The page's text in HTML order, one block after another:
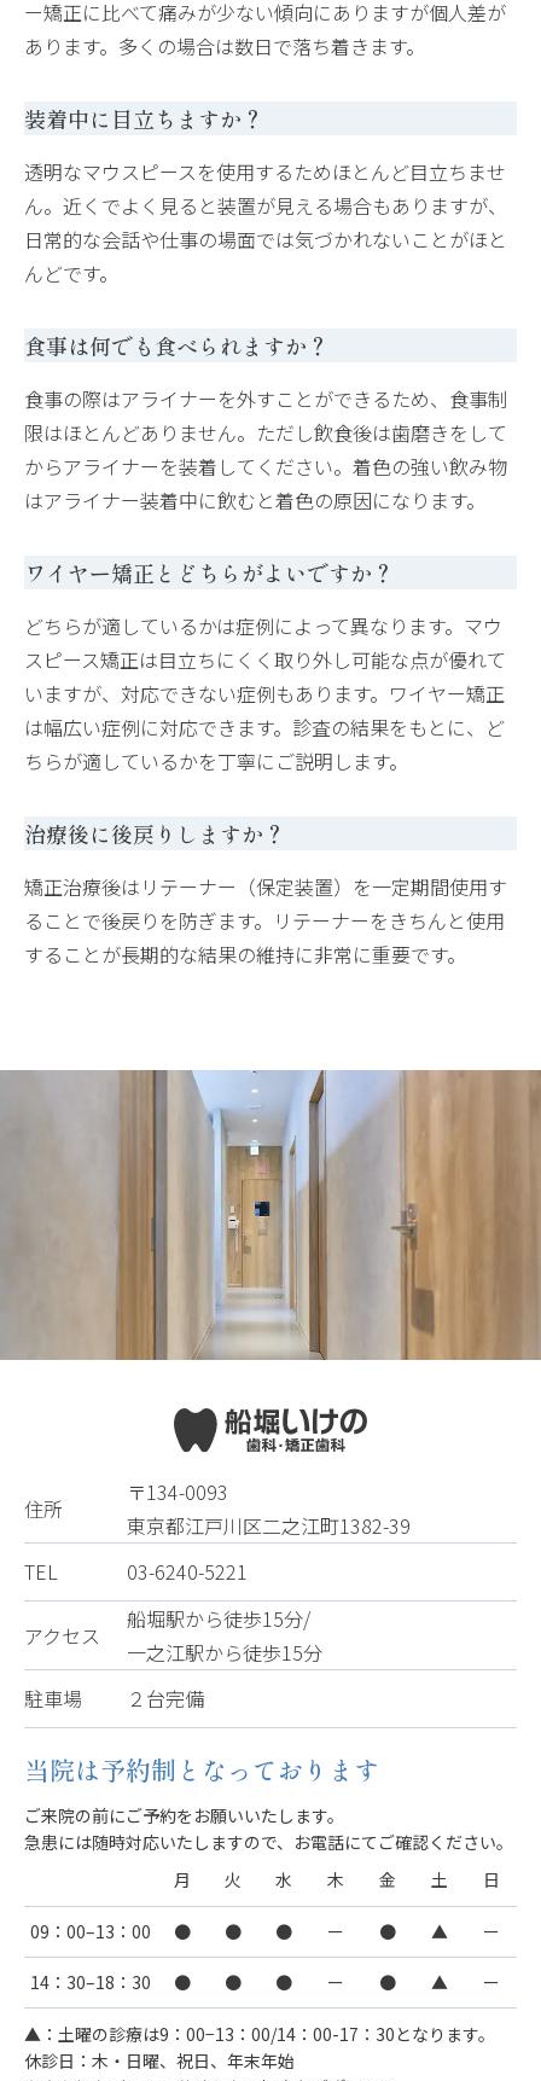
ー矯正に比べて痛みが少ない傾向にありますが個人差が
あります。多くの場合は数日で落ち着きます。
装着中に目立ちますか？
透明なマウスピースを使用するためほとんど目立ちませ
ん。近くでよく見ると装置が見える場合もありますが、
日常的な会話や仕事の場面では気づかれないことがほと
んどです。
食事は何でも食べられますか？
食事の際はアライナーを外すことができるため、食事制
限はほとんどありません。ただし飲食後は歯磨きをして
からアライナーを装着してください。着色の強い飲み物
はアライナー装着中に飲むと着色の原因になります。
ワイヤー矯正とどちらがよいですか？
どちらが適しているかは症例によって異なります。マウ
スピース矯正は目立ちにくく取り外し可能な点が優れて
いますが、対応できない症例もあります。ワイヤー矯正
は幅広い症例に対応できます。診査の結果をもとに、ど
ちらが適しているかを丁寧にご説明します。
治療後に後戻りしますか？
矯正治療後はリテーナー（保定装置）を一定期間使用す
ることで後戻りを防ぎます。リテーナーをきちんと使用
することが長期的な結果の維持に非常に重要です。
住所
〒134-0093
東京都江戸川区二之江町1382-39
TEL
03-6240-5221
アクセス
船堀駅から徒歩15分/
一之江駅から徒歩15分
駐車場
２台完備
当院は予約制となっております
ご来院の前にご予約をお願いいたします。
急患には随時対応いたしますので、お電話にてご確認ください。
月
火 水 木 金 土 日
09：00–13：00 ● ● ● ー ● ▲ ー
14：30–18：30 ● ● ● ー ● ▲ ー
▲：土曜の診療は9：00−13：00/14：00-17：30となります。
休診日：木・日曜、祝日、年末年始